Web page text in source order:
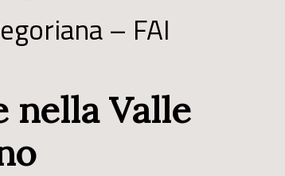
– FAI
nella Valle